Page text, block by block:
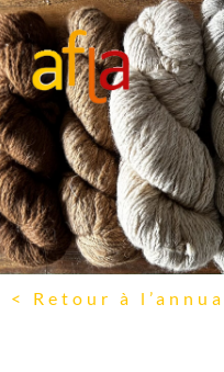
< Retour à